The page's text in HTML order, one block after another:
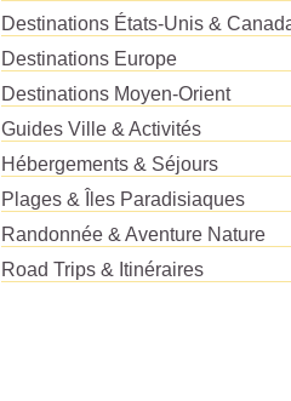
Destinations États-Unis &
Destinations Europe
Destinations Moyen-Orient
Guides Ville & Activités
Hébergements & Séjours
Plages & Îles Paradisiaques
Randonnée & Aventure Nature
Road Trips & Itinéraires